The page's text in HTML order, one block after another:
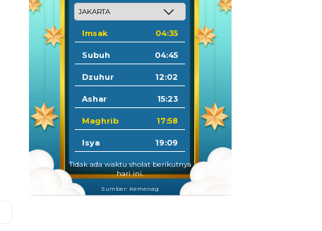
Imsak 04:35
Subuh 04:45
Dzuhur 12:02
Ashar 15:23
Maghrib 17:58
Isya 19:09
Tidak ada waktu sholat berikutnya
hari ini.
Sumber: Kemenag